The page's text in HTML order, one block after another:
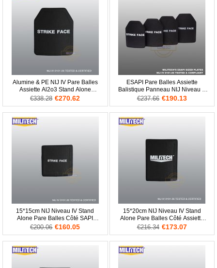
Alumine & PE NIJ IV Pare Balles
Assiette Al2o3 Stand Alone
Balistique Panneau Niveau 4
€338.28 €270.62
ESAPI Pare Balles Assiette
Balistique Panneau NIJ Niveau 4
IV Alumine & PE Stand Alone
€237.66 €190.13
15*15cm NIJ Niveau IV Stand
Alone Pare Balles Côté SAPI
Assiette Al2o3 PE Panneau
€200.06 €160.05
15*20cm NIJ Niveau IV Stand
Alone Pare Balles Côté Assiette
Al2o3 Balistique ESAPI Panneau
€216.34 €173.07